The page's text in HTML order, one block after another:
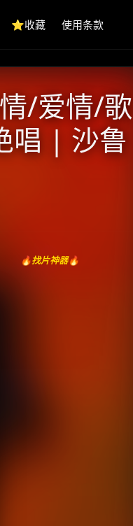
⭐️收藏 使用条款
/爱情/歌
唱 | 沙鲁
🔥找片神器🔥